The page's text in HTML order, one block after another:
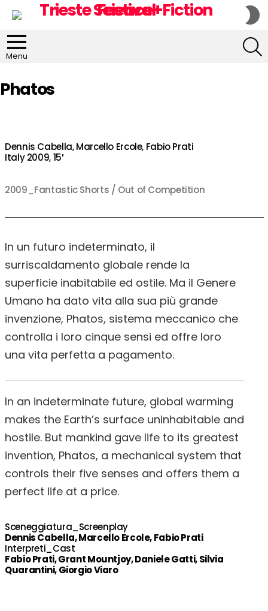
Menu
Phatos
Dennis Cabella, Marcello Ercole, Fabio Prati
Italy 2009, 15′
2009_Fantastic Shorts / Out of Competition
In un futuro indeterminato, il
surriscaldamento globale rende la
superficie inabitabile ed ostile. Ma il Genere
Umano ha dato vita alla sua più grande
invenzione, Phatos, sistema meccanico che
controlla i loro cinque sensi ed offre loro
una vita perfetta a pagamento.
In an indeterminate future, global warming
makes the Earth’s surface uninhabitable and
hostile. But mankind gave life to its greatest
invention, Phatos, a mechanical system that
controls their five senses and offers them a
perfect life at a price.
Sceneggiatura_Screenplay
Dennis Cabella, Marcello Ercole, Fabio Prati
Interpreti_Cast
Fabio Prati, Grant Mountjoy, Daniele Gatti, Silvia
Quarantini, Giorgio Viaro